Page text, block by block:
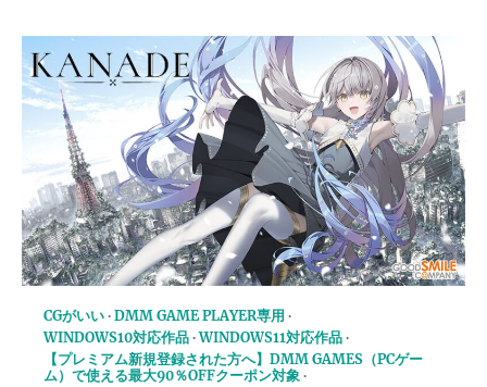
CGがいい DMM GAME PLAYER専用
WINDOWS10対応作品 WINDOWS11対応作品
【プレミアム新規登録された方へ】DMM GAMES（PCゲー
ム）で使える最大90％OFFクーポン対象